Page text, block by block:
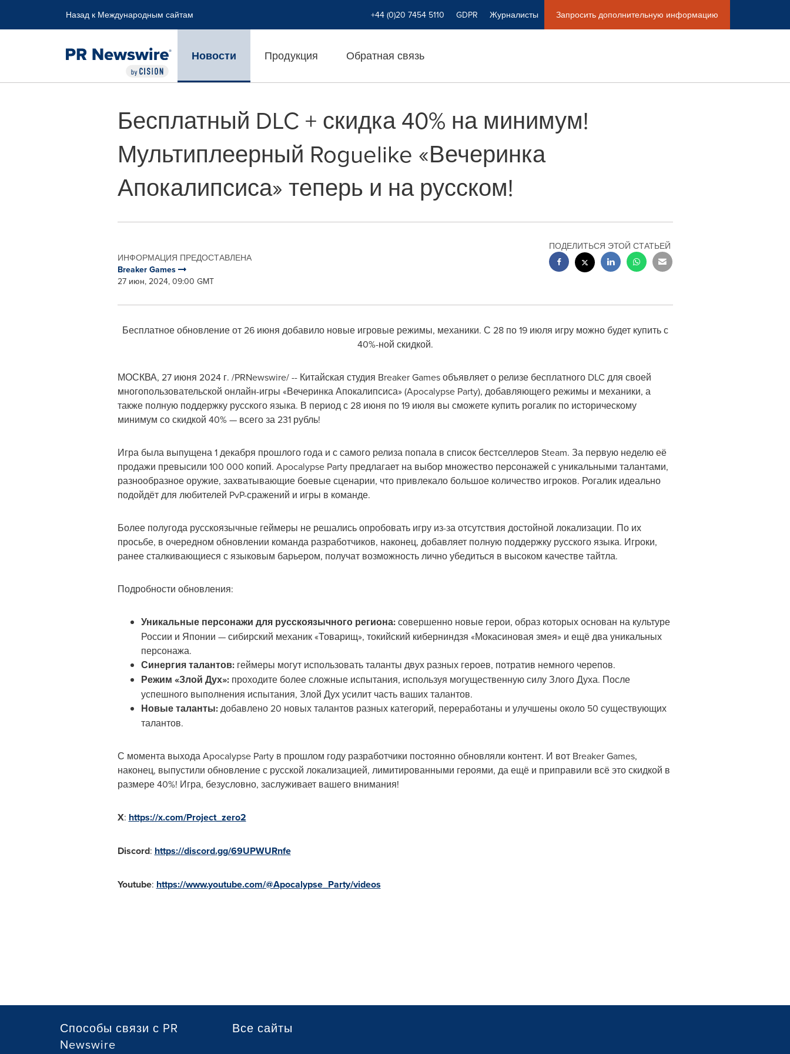
Назад к Международным сайтам +44 (0)20 7454 5110 GDPR Журналисты Запросить дополнительную информацию
Новости Продукция Обратная связь
Бесплатный DLC + скидка 40% на минимум!
Мультиплеерный Roguelike «Вечеринка
Апокалипсиса» теперь и на русском!
ИНФОРМАЦИЯ ПРЕДОСТАВЛЕНА
Breaker Games
27 июн, 2024, 09:00 GMT
ПОДЕЛИТЬСЯ ЭТОЙ СТАТЬЕЙ
Бесплатное обновление от 26 июня добавило новые игровые режимы, механики. С 28 по 19 июля игру можно будет купить с
40%-ной скидкой.
МОСКВА, 27 июня 2024 г. /PRNewswire/ -- Китайская студия Breaker Games объявляет о релизе бесплатного DLC для своей
многопользовательской онлайн-игры «Вечеринка Апокалипсиса» (Apocalypse Party), добавляющего режимы и механики, а
также полную поддержку русского языка. В период с 28 июня по 19 июля вы сможете купить рогалик по историческому
минимум со скидкой 40% — всего за 231 рубль!
Игра была выпущена 1 декабря прошлого года и с самого релиза попала в список бестселлеров Steam. За первую неделю её
продажи превысили 100 000 копий. Apocalypse Party предлагает на выбор множество персонажей с уникальными талантами,
разнообразное оружие, захватывающие боевые сценарии, что привлекало большое количество игроков. Рогалик идеально
подойдёт для любителей PvP-сражений и игры в команде.
Более полугода русскоязычные геймеры не решались опробовать игру из-за отсутствия достойной локализации. По их
просьбе, в очередном обновлении команда разработчиков, наконец, добавляет полную поддержку русского языка. Игроки,
ранее сталкивающиеся с языковым барьером, получат возможность лично убедиться в высоком качестве тайтла.
Подробности обновления:
Уникальные персонажи для русскоязычного региона:совершенно новые герои, образ которых основан на культуре
России и Японии — сибирский механик «Товарищ», токийский киберниндзя «Мокасиновая змея» и ещё два уникальных
персонажа.
Синергия талантов: геймеры могут использовать таланты двух разных героев, потратив немного черепов.
Режим «Злой Дух»: проходите более сложные испытания, используя могущественную силу Злого Духа. После
успешного выполнения испытания, Злой Дух усилит часть ваших талантов.
Новые таланты:добавлено 20 новых талантов разных категорий, переработаны и улучшены около 50 существующих
талантов.
С момента выхода Apocalypse Party в прошлом году разработчики постоянно обновляли контент. И вот Breaker Games,
наконец, выпустили обновление с русской локализацией, лимитированными героями, да ещё и приправили всё это скидкой в
размере 40%! Игра, безусловно, заслуживает вашего внимания!
X: https://x.com/Project_zero2
Discord: https://discord.gg/69UPWURnfe
Youtube: https://www.youtube.com/@Apocalypse_Party/videos
Способы связи с PR
Newswire
Все сайты